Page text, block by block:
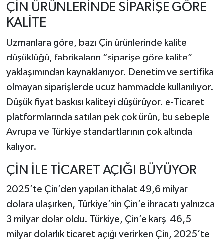
ÇİN ÜRÜNLERİNDE SİPARİŞE GÖRE
KALİTE
Uzmanlara göre, bazı Çin ürünlerinde kalite
düşüklüğü, fabrikaların “siparişe göre kalite”
yaklaşımından kaynaklanıyor. Denetim ve sertifika
olmayan siparişlerde ucuz hammadde kullanılıyor.
Düşük fiyat baskısı kaliteyi düşürüyor. e-Ticaret
platformlarında satılan pek çok ürün, bu sebeple
Avrupa ve Türkiye standartlarının çok altında
kalıyor.
ÇİN İLE TİCARET AÇIĞI BÜYÜYOR
2025’te Çin’den yapılan ithalat 49,6 milyar
dolara ulaşırken, Türkiye’nin Çin’e ihracatı yalnızca
3 milyar dolar oldu. Türkiye, Çin’e karşı 46,5
milyar dolarlık ticaret açığı verirken Çin, 2025’te